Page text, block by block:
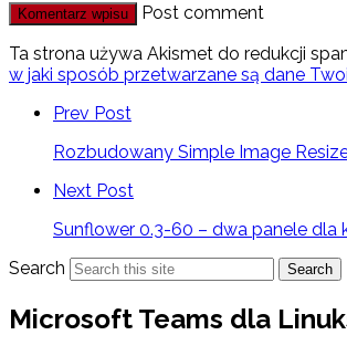
Post comment
Ta strona używa Akismet do redukcji
w jaki sposób przetwarzane są dane
Prev Post
Rozbudowany Simple Image
Next Post
Sunflower 0.3-60 – dwa panele dla
Search
Search
Microsoft Teams dla